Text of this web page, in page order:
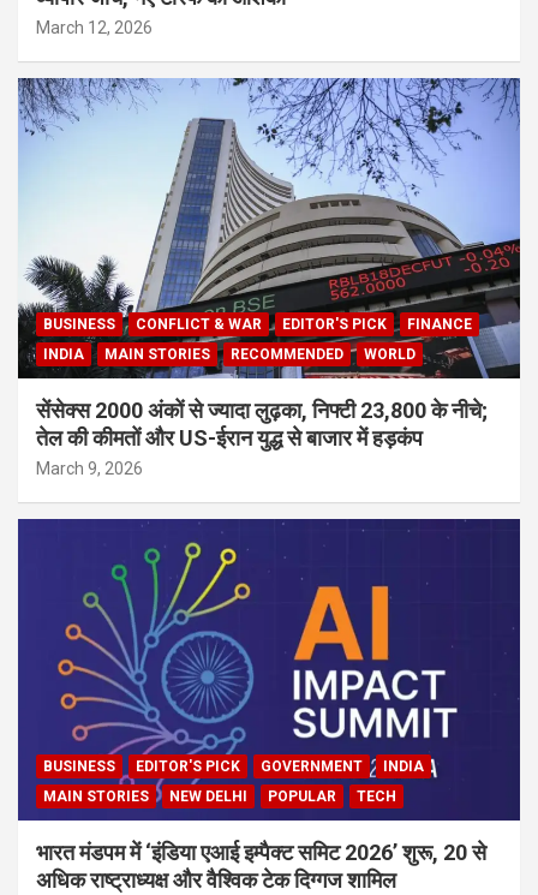
March 12, 2026
BUSINESS CONFLICT & WAR EDITOR'S PICK
FINANCE
INDIA
MAIN STORIES RECOMMENDED WORLD
सेंसेक्स 2000 अंकों से ज्यादा लुढ़का, निफ्टी 23,800 के नीचे;
तेल की कीमतों और US-ईरान युद्ध से बाजार में हड़कंप
March 9, 2026
BUSINESS EDITOR'S PICK GOVERNMENT
INDIA
MAIN STORIES
NEW DELHI POPULAR TECH
भारत मंडपम में ‘इंडिया एआई इम्पैक्ट समिट 2026’ शुरू, 20 से
अधिक राष्ट्राध्यक्ष और वैश्विक टेक दिग्गज शामिल